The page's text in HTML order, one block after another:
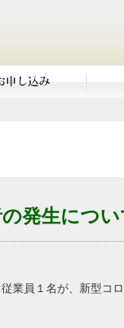
発生につ
業員１名が、新型コ